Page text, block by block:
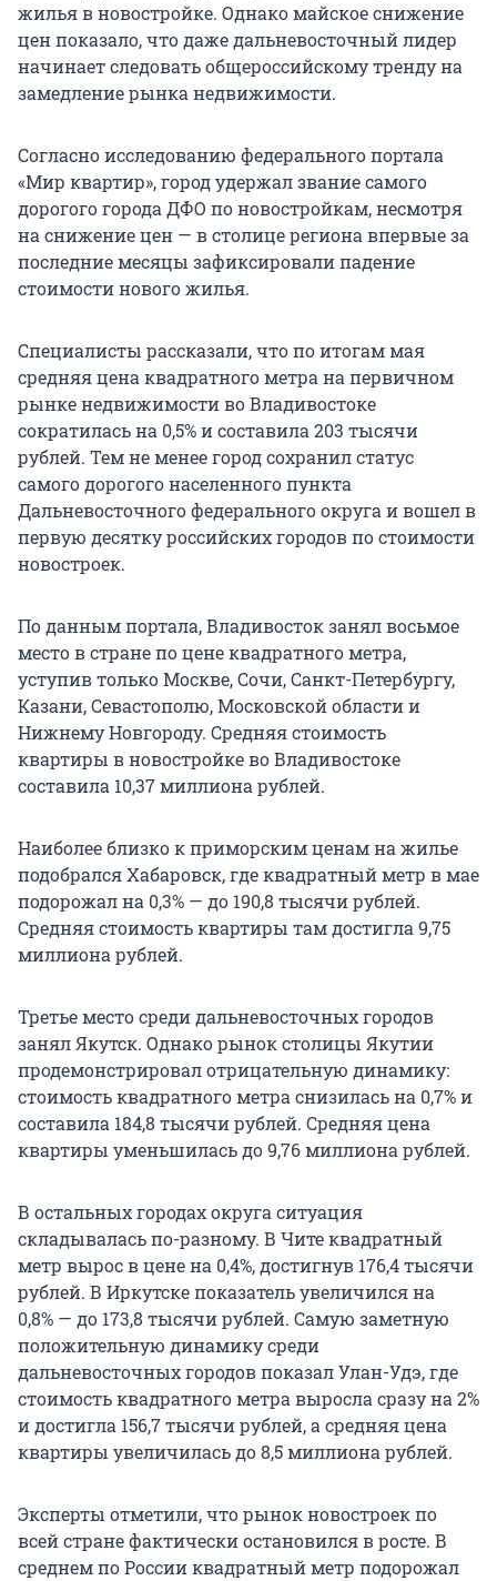
жилья в новостройке. Однако майское снижение
цен показало, что даже дальневосточный лидер
начинает следовать общероссийскому тренду на
замедление рынка недвижимости.
Согласно исследованию федерального портала
«Мир квартир», город удержал звание самого
дорогого города ДФО по новостройкам, несмотря
на снижение цен — в столице региона впервые за
последние месяцы зафиксировали падение
стоимости нового жилья.
Специалисты рассказали, что по итогам мая
средняя цена квадратного метра на первичном
рынке недвижимости во Владивостоке
сократилась на 0,5% и составила 203 тысячи
рублей. Тем не менее город сохранил статус
самого дорогого населенного пункта
Дальневосточного федерального округа и вошел в
первую десятку российских городов по стоимости
новостроек.
По данным портала, Владивосток занял восьмое
место в стране по цене квадратного метра,
уступив только Москве, Сочи, Санкт-Петербургу,
Казани, Севастополю, Московской области и
Нижнему Новгороду. Средняя стоимость
квартиры в новостройке во Владивостоке
составила 10,37 миллиона рублей.
Наиболее близко к приморским ценам на жилье
подобрался Хабаровск, где квадратный метр в мае
подорожал на 0,3% — до 190,8 тысячи рублей.
Средняя стоимость квартиры там достигла 9,75
миллиона рублей.
Третье место среди дальневосточных городов
занял Якутск. Однако рынок столицы Якутии
продемонстрировал отрицательную динамику:
стоимость квадратного метра снизилась на 0,7% и
составила 184,8 тысячи рублей. Средняя цена
квартиры уменьшилась до 9,76 миллиона рублей.
В остальных городах округа ситуация
складывалась по-разному. В Чите квадратный
метр вырос в цене на 0,4%, достигнув 176,4 тысячи
рублей. В Иркутске показатель увеличился на
0,8% — до 173,8 тысячи рублей. Самую заметную
положительную динамику среди
дальневосточных городов показал Улан-Удэ, где
стоимость квадратного метра выросла сразу на 2%
и достигла 156,7 тысячи рублей, а средняя цена
квартиры увеличилась до 8,5 миллиона рублей.
Эксперты отметили, что рынок новостроек по
всей стране фактически остановился в росте. В
среднем по России квадратный метр подорожал